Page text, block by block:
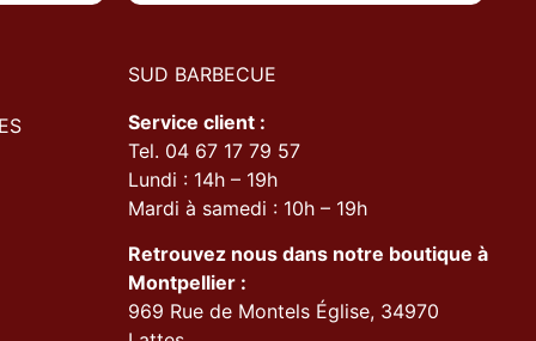
SUD BARBECUE
Service client :
Tel. 04 67 17 79 57
Lundi : 14h – 19h
Mardi à samedi : 10h – 19h
Retrouvez nous dans notre boutique à
Montpellier :
969 Rue de Montels Église, 34970